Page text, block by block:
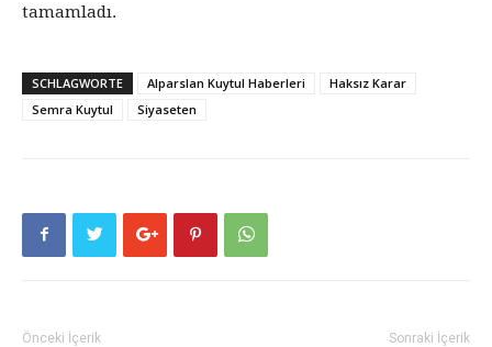
tamamladı.
SCHLAGWORTE Alparslan Kuytul Haberleri
Haksız Karar
Semra Kuytul
Siyaseten
Önceki İçerik Sonraki İçerik